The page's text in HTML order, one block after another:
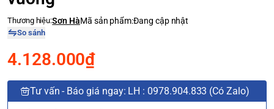
Thương hiệu:Sơn HàMã sản phẩm:Đang cập nhật
So sánh
4.128.000₫
Tư vấn - Báo giá ngay: LH : 0978.904.833 (Có Zalo)